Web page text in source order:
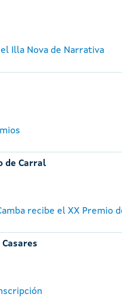
el Illa Nova de Narrativa
de Carral
recibe el XX Premio